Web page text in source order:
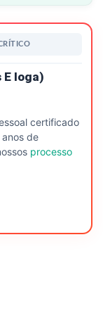
E Ioga)
certificado
de
processo